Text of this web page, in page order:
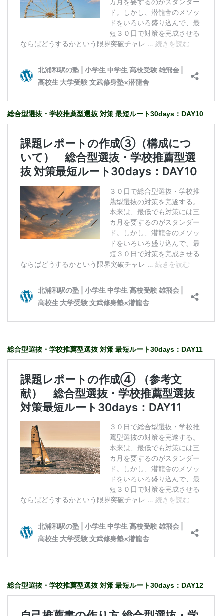
総合型選抜・学校推薦型選抜 対策 最短ルート30days：DAY10
総合型選抜・学校推薦型選抜 対策 最短ルート30days：DAY11
総合型選抜・学校推薦型選抜 対策 最短ルート30days：DAY12